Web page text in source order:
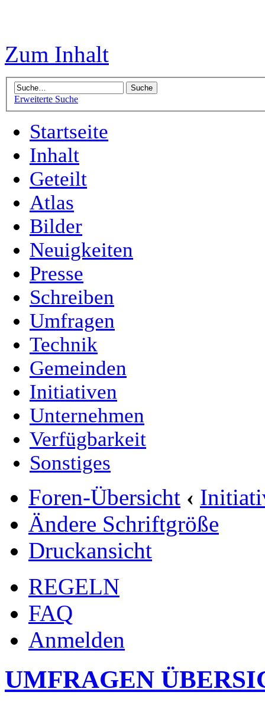
Zum Inhalt
Erweiterte Suche
Startseite
Inhalt
Geteilt
Atlas
Bilder
Neuigkeiten
Presse
Schreiben
Umfragen
Technik
Gemeinden
Initiativen
Unternehmen
Verfügbarkeit
Sonstiges
Foren-Übersicht ‹
Ändere Schriftgröße
Druckansicht
REGELN
FAQ
Anmelden
UMFRAGEN